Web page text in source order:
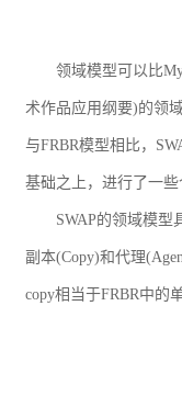
领域模型可以比
术作品应用纲要)的领
与FRBR模型相比，
基础之上，进行了一
SWAP的领域模型
副本(Copy)和代理
copy相当于FRBR中的